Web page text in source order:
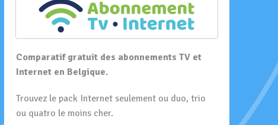
Comparatif gratuit des abonnements TV et
Internet en Belgique.
Trouvez le pack Internet seulement ou duo, trio
ou quatro le moins cher.